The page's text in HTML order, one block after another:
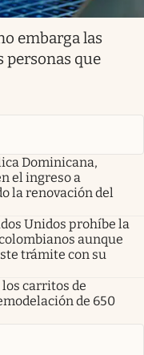
embarga las
personas que
Dominicana,
el ingreso a
la renovación del
Unidos prohíbe la
aunque
trámite con su
carritos de
de 650